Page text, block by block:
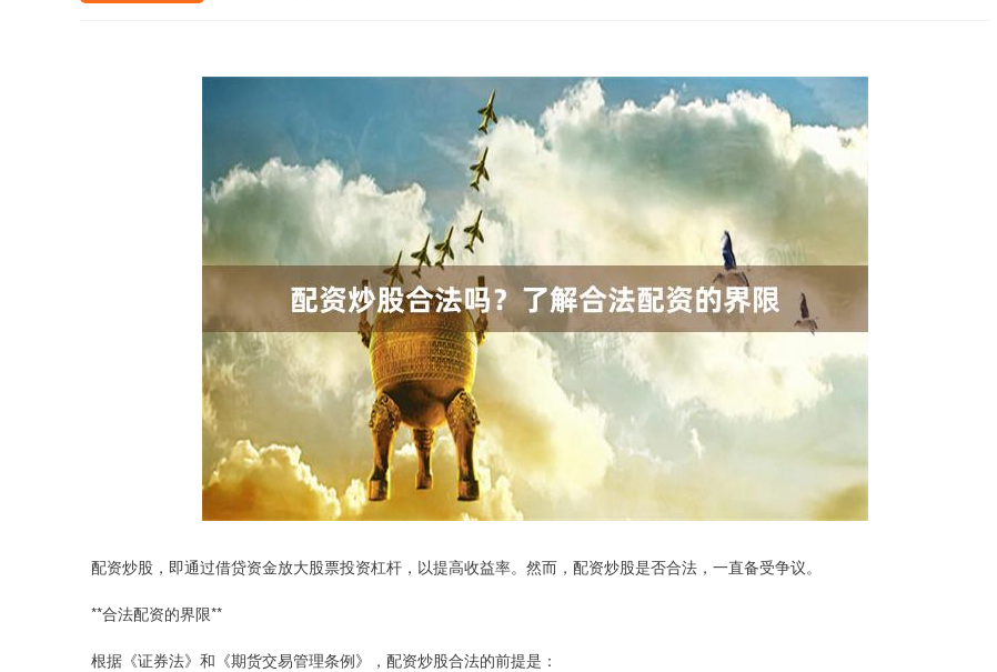
配资炒股，即通过借贷资金放大股票投资杠杆，以提高收益率。然而，配资炒股是否合法，一直备受争议。
**合法配资的界限**
根据《证券法》和《期货交易管理条例》，配资炒股合法的前提是：